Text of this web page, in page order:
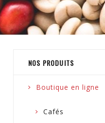
NOS PRODUITS
Boutique en ligne
Cafés